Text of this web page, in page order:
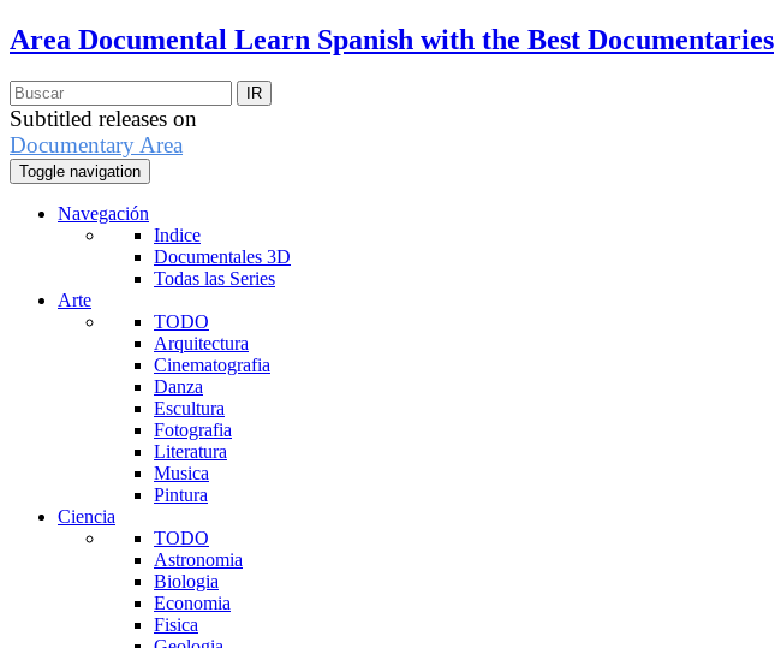
Area Documental Learn Spanish with the Best Documentaries
Subtitled releases on
Documentary Area
Toggle navigation
Navegación
Indice
Documentales 3D
Todas las Series
Arte
TODO
Arquitectura
Cinematografia
Danza
Escultura
Fotografia
Literatura
Musica
Pintura
Ciencia
TODO
Astronomia
Biologia
Economia
Fisica